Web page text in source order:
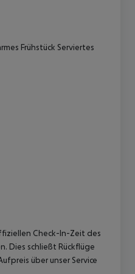
Frühstück Serviertes
Check-In-Zeit des
Dies schließt Rückflüge
über unser Service